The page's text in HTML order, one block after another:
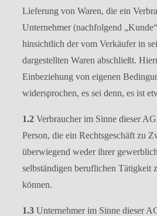
Lieferung von Waren, die ein
Unternehmer (nachfolgend
hinsichtlich der vom Verkäufer in
dargestellten Waren abschließt.
Einbeziehung von eigenen
widersprochen, es sei denn, es ist
1.2 Verbraucher im Sinne dieser
Person, die ein Rechtsgeschäft zu
überwiegend weder ihrer
selbständigen beruflichen Tätigkeit
können.
1.3 Unternehmer im Sinne dieser